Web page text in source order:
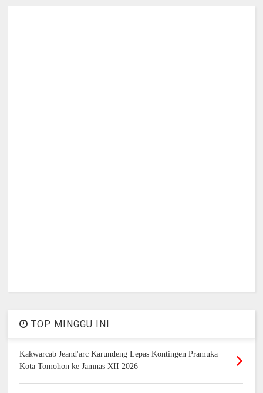
TOP MINGGU INI
Kakwarcab Jeand'arc Karundeng Lepas Kontingen Pramuka
Kota Tomohon ke Jamnas XII 2026